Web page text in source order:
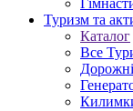
Туризм та
Каталог
Все